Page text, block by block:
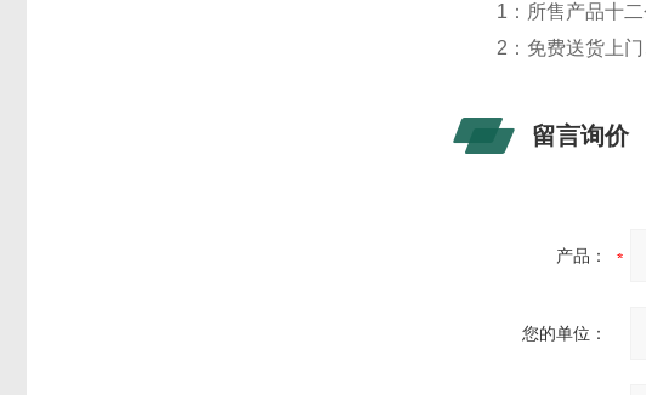
1：所售产品十二
2：免费送货上门
留言询价
产品：
您的单位：